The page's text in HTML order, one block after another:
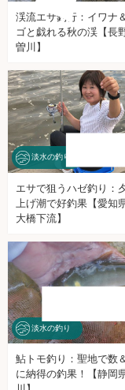
渓流エサ釣行：イワナ
ゴと戯れる秋の渓【長
曽川】
淡水の釣り
エサで狙うハゼ釣り：
上げ潮で好釣果【愛知
大橋下流】
淡水の釣り
鮎トモ釣り：聖地で数
に納得の釣果！【静岡